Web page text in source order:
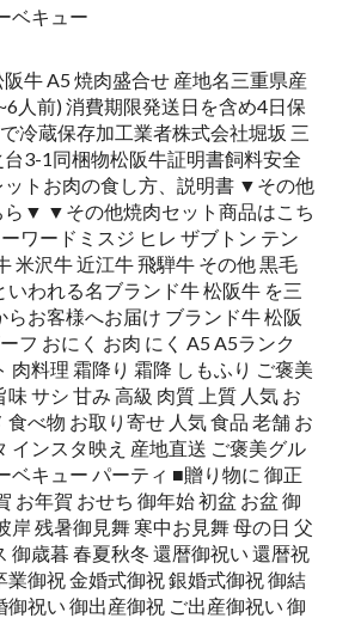
ベキュー
牛 A5 焼肉盛合せ 産地名三重県産
人前) 消費期限発送日を含め4日保
冷蔵保存加工業者株式会社堀坂 三
3-1同梱物松阪牛証明書飼料安全
ットお肉の食し方、説明書 ▼その他
ら▼ ▼その他焼肉セット商品はこち
ワードミスジ ヒレ ザブトン テン
米沢牛 近江牛 飛騨牛 その他 黒毛
いわれる名ブランド牛 松阪牛 を三
らお客様へお届け ブランド牛 松阪
フ おにく お肉 にく A5 A5ランク
肉料理 霜降り 霜降 しもふり ご褒美
サシ 甘み 高級 肉質 上質 人気 お
べ物 お取り寄せ 人気 食品 老舗 お
インスタ映え 産地直送 ご褒美グル
ベキュー パーティ ■贈り物に 御正
お年賀 おせち 御年始 初盆 お盆 御
岸 残暑御見舞 寒中お見舞 母の日 父
御歳暮 春夏秋冬 還暦御祝い 還暦祝
業御祝 金婚式御祝 銀婚式御祝 御結
御祝い 御出産御祝 ご出産御祝い 御